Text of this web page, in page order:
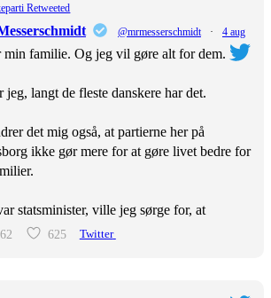
Retweeted
@mrmesserschmidt · 4 aug
min familie. Og jeg vil gøre alt for dem.
jeg, langt de fleste danskere har det.
det mig også, at partierne her på
ikke gør mere for at gøre livet bedre for
statsminister, ville jeg sørge for, at
62 625 Twitter